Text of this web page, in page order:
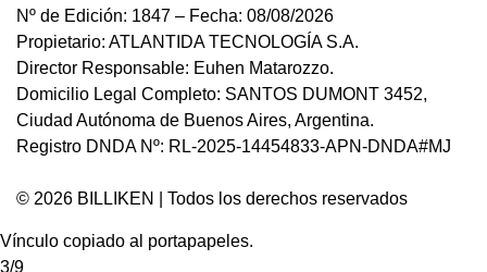
Nº de Edición: 1847 – Fecha: 08/08/2026
Propietario: ATLANTIDA TECNOLOGÍA S.A.
Director Responsable: Euhen Matarozzo.
Domicilio Legal Completo: SANTOS DUMONT 3452,
Ciudad Autónoma de Buenos Aires, Argentina.
Registro DNDA Nº: RL-2025-14454833-APN-DNDA#MJ
© 2026 BILLIKEN | Todos los derechos reservados
Vínculo copiado al portapapeles.
3/9